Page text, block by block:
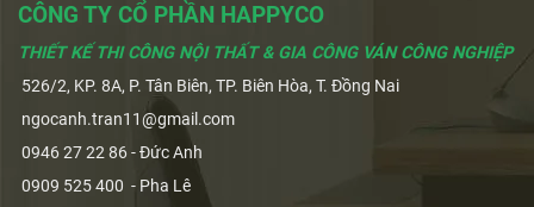
CÔNG TY CỔ PHẦN HAPPYCO
THIẾT KẾ THI CÔNG NỘI THẤT & GIA CÔNG VÁN CÔNG NGHIỆP
526/2, KP. 8A, P. Tân Biên, TP. Biên Hòa, T. Đồng Nai
ngocanh.tran11@gmail.com
0946 27 22 86 - Đức Anh
0909 525 400 - Pha Lê